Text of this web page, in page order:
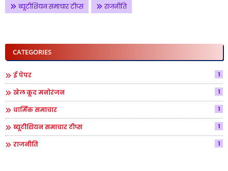
ब्यूटीशियन समाचार टीप्स
राजनीति
CATEGORIES
ई पेपर 1
खेल कूद मनोरंजन 1
धार्मिक समाचार 1
ब्यूटीशियन समाचार टीप्स 1
राजनीति 1